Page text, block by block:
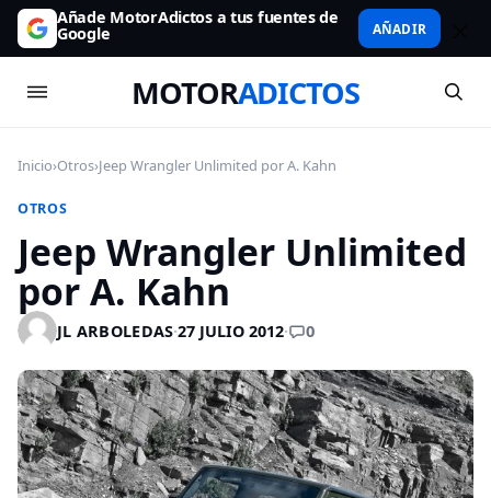
Añade MotorAdictos a tus fuentes de
Google AÑADIR
MOTORADICTOS
Inicio›Otros›Jeep Wrangler Unlimited por A. Kahn
OTROS
Jeep Wrangler Unlimited
por A. Kahn
JL ARBOLEDAS·27 JULIO 2012· 0